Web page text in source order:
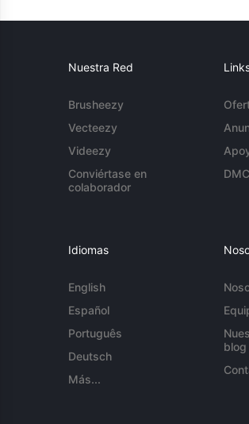
Nuestra Red
Brusheezy
Vecteezy
Videezy
Conviértase en
colaborador
Idiomas
English
Español
Português
Deutsch
Más...
blog